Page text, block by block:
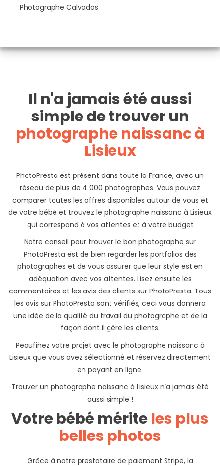
Photographe Calvados
Il n'a jamais été aussi
simple de trouver un
photographe naissanc à
Lisieux
PhotoPresta est présent dans toute la France, avec un
réseau de plus de 4 000 photographes. Vous pouvez
comparer toutes les offres disponibles autour de vous et
de votre bébé et trouvez le photographe naissanc à Lisieux
qui correspond à vos attentes et à votre budget
Notre conseil pour trouver le bon photographe sur
PhotoPresta est de bien regarder les portfolios des
photographes et de vous assurer que leur style est en
adéquation avec vos attentes. Lisez ensuite les
commentaires et les avis des clients sur PhotoPresta. Tous
les avis sur PhotoPresta sont vérifiés, ceci vous donnera
une idée de la qualité du travail du photographe et de la
façon dont il gère les clients.
Peaufinez votre projet avec le photographe naissanc à
Lisieux que vous avez sélectionné et réservez directement
en payant en ligne.
Trouver un photographe naissanc à Lisieux n’a jamais été
aussi simple !
Votre bébé mériteles plus
belles photos
Grâce à notre prestataire de paiement Stripe, la